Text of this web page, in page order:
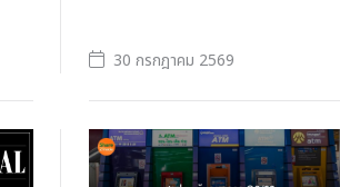
30 กรกฎาคม 2569